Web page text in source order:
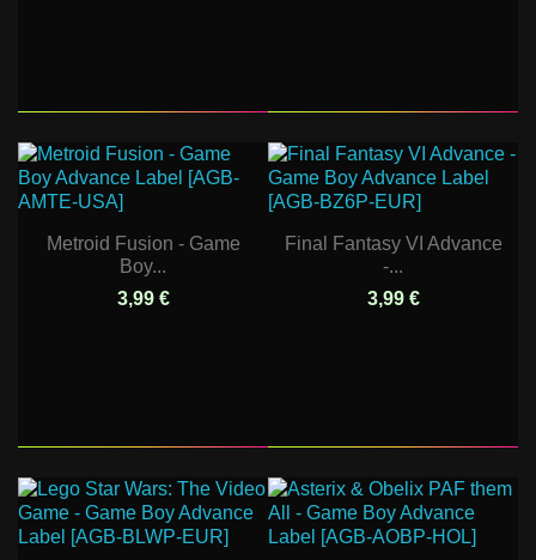
Metroid Fusion - Game
Boy...
3,99 €
Final Fantasy VI Advance
-...
3,99 €